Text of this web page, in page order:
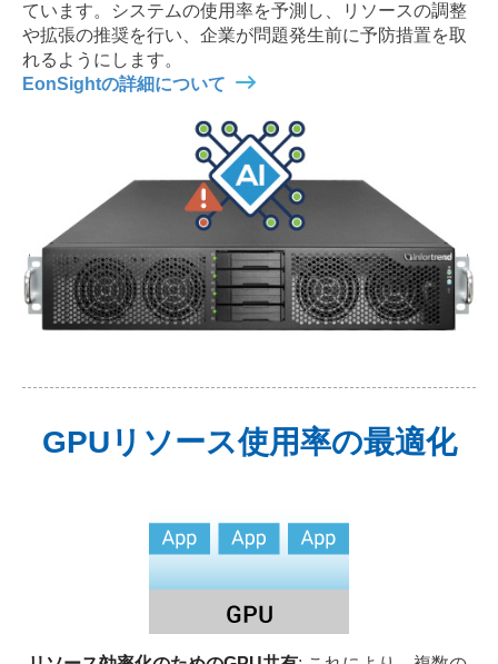
ています。システムの使用率を予測し、リソースの調整
や拡張の推奨を行い、企業が問題発生前に予防措置を取
れるようにします。
EonSightの詳細について
GPUリソース使用率の最適化